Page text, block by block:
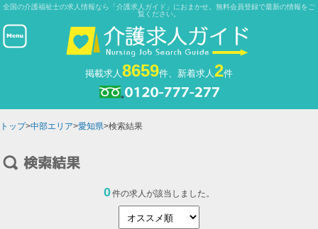
全国の介護福祉士の求人情報なら「介護求人ガイド」におまかせ。無料会員登録で最新の情報をご
覧ください。
掲載求人8659件、新着求人2件
トップ>中部エリア>愛知県>検索結果
0件の求人が該当しました。